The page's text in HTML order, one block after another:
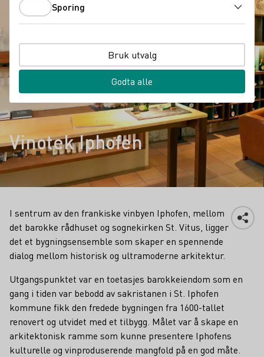
Vinotek Iphofen
I sentrum av den frankiske vinbyen Iphofen, mellom
det barokke rådhuset og sognekirken St. Vitus, ligger
det et bygningsensemble som skaper en spennende
dialog mellom historisk og ultramoderne arkitektur.
Utgangspunktet var en toetasjes barokkeiendom som en
gang i tiden var bebodd av sakristanen i St. Iphofen
kommune fikk den fredede bygningen fra 1600-tallet
renovert og utvidet med et tilbygg. Målet var å skape en
arkitektonisk ramme som kunne presentere Iphofens
kulturelle og vinproduserende mangfold på en god måte.
Sporing
Bruk utvalg
Godta alle